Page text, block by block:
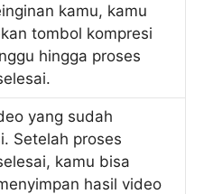
kamu, kamu
tombol kompresi
hingga proses
yang sudah
Setelah proses
kamu bisa
hasil video